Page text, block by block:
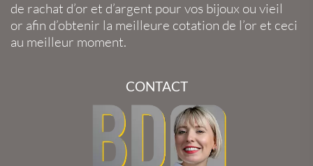
de rachat d’or et d’argent pour vos bijoux ou vieil
or afin d’obtenir la meilleure cotation de l’or et ceci
au meilleur moment.
CONTACT